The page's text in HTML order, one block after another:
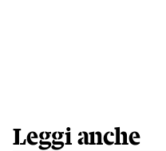
Leggi anche